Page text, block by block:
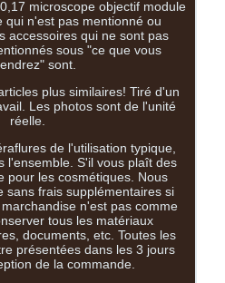
microscope objectif module
qui n'est pas mentionné ou
accessoires qui ne sont pas
sous "ce que vous
sont.
plus similaires! Tiré d'un
Les photos sont de l'unité
réelle.
de l'utilisation typique,
l'ensemble. S'il vous plaît des
pour les cosmétiques. Nous
sans frais supplémentaires si
n'est pas comme
tous les matériaux
documents, etc. Toutes les
présentées dans les 3 jours
de la commande.